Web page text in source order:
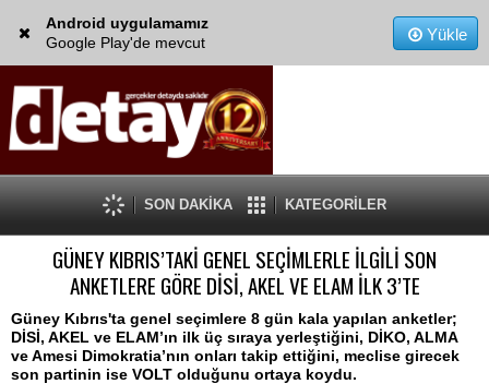
Android uygulamamız
Google Play'de mevcut
Yükle
SON DAKİKA KATEGORİLER
GÜNEY KIBRIS’TAKİ GENEL SEÇİMLERLE İLGİLİ SON
ANKETLERE GÖRE DİSİ, AKEL VE ELAM İLK 3’TE
Güney Kıbrıs'ta genel seçimlere 8 gün kala yapılan anketler;
DİSİ, AKEL ve ELAM’ın ilk üç sıraya yerleştiğini, DİKO, ALMA
ve Amesi Dimokratia’nın onları takip ettiğini, meclise girecek
son partinin ise VOLT olduğunu ortaya koydu.